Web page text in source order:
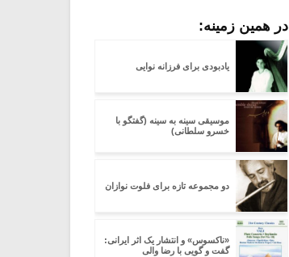
در همین زمینه:
یادبودی برای فرزانه نوایی
موسیقی سینه به سینه (گفتگو با
خسرو سلطانی)
دو مجموعه تازه برای فلوت نوازان
«ناکسوس» و انتشار یک اثر ایرانی:
گفت و گویی با رضا والی